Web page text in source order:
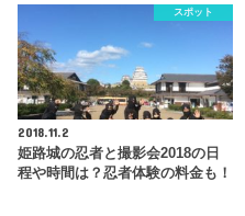
スポット
2018.11.2
姫路城の忍者と撮影会2018の日
程や時間は？忍者体験の料金も！